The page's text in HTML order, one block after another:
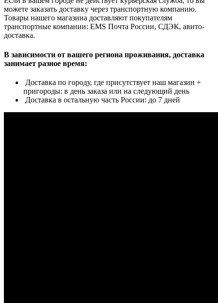
можете заказать доставку через транспортную компанию.
Товары нашего магазина доставляют покупателям
транспортные компании: EMS Почта России, СДЭК, авито-
доставка.
В зависимости от вашего региона проживания, доставка
занимает разное время:
Доставка по городу, где присутствует наш магазин +
пригороды: в день заказа или на следующий день
Доставка в остальную часть России: до 7 дней